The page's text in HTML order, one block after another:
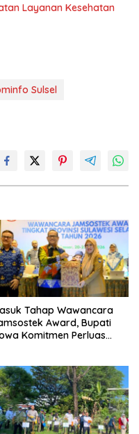
Layanan Kesehatan
Sulsel
Tahap Wawancara
Award, Bupati
Komitmen Perluas